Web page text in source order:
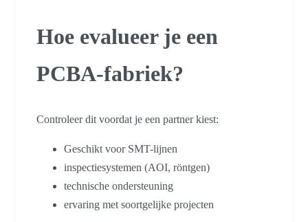
Hoe evalueer je een
PCBA-fabriek?
Controleer dit voordat je een partner kiest:
Geschikt voor SMT-lijnen
inspectiesystemen (AOI, röntgen)
technische ondersteuning
ervaring met soortgelijke projecten